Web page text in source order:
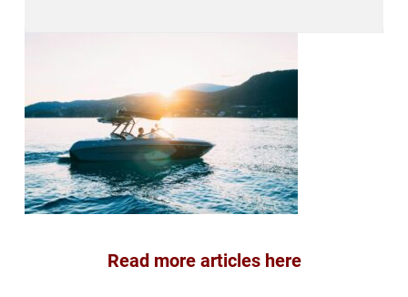
Read more articles here